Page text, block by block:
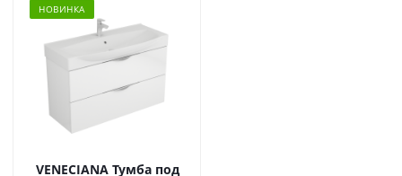
НОВИНКА
VENECIANA Тумба под